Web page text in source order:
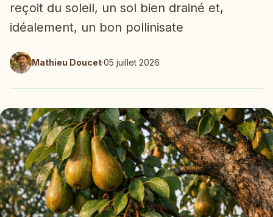
reçoit du soleil, un sol bien drainé et,
idéalement, un bon pollinisate
Mathieu Doucet·05 juillet 2026